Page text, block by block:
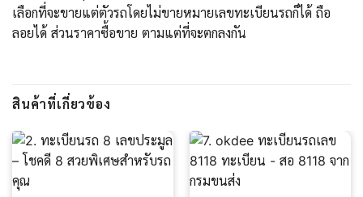
เลือกที่จะขายแต่ตัวรถโดยไม่ขายหมายเลขทะเบียนรถก็ได้ ถือ
ลอยได้ ส่วนราคาซื้อขาย ตามแต่ที่จะตกลงกัน
สินค้าที่เกี่ยวข้อง